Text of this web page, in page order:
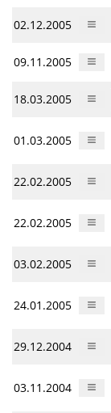
02.12.2005
09.11.2005
18.03.2005
01.03.2005
22.02.2005
22.02.2005
03.02.2005
24.01.2005
29.12.2004
03.11.2004